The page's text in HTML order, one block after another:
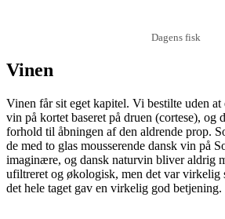
Dagens fisk
Vinen
Vinen får sit eget kapitel. Vi bestilte uden
vin på kortet baseret på druen (cortese), og
forhold til åbningen af den aldrende prop.
de med to glas mousserende dansk vin på
imaginære, og dansk naturvin bliver aldrig
ufiltreret og økologisk, men det var virkelig
det hele taget gav en virkelig god betjening.